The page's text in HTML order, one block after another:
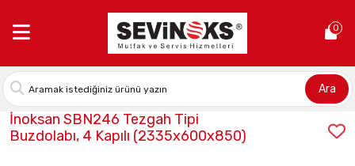
0
Ara
Stok Kodu:INO-SBN246
İnoksan SBN246 Tezgah Tipi
Buzdolabı, 4 Kapılı (2335x600x850)